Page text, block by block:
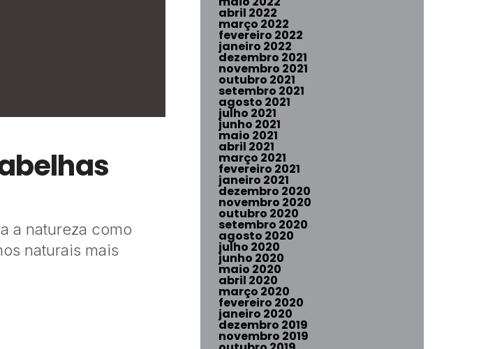
a natureza como
naturais mais
abril 2022
março 2022
fevereiro 2022
janeiro 2022
dezembro 2021
novembro 2021
outubro 2021
setembro 2021
agosto 2021
julho 2021
junho 2021
maio 2021
abril 2021
março 2021
fevereiro 2021
janeiro 2021
dezembro 2020
novembro 2020
outubro 2020
setembro 2020
agosto 2020
julho 2020
junho 2020
maio 2020
abril 2020
março 2020
fevereiro 2020
janeiro 2020
dezembro 2019
novembro 2019